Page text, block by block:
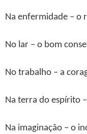
Na enfermidade – o
No lar – o bom
No trabalho – a
Na terra do espírito
Na imaginação – o